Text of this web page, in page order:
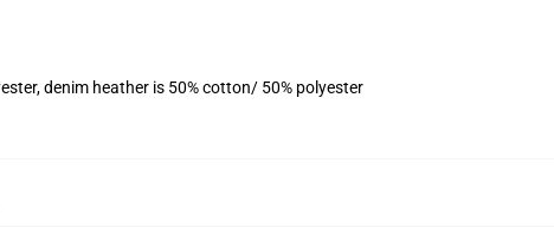
denim heather is 50% cotton/ 50% polyester